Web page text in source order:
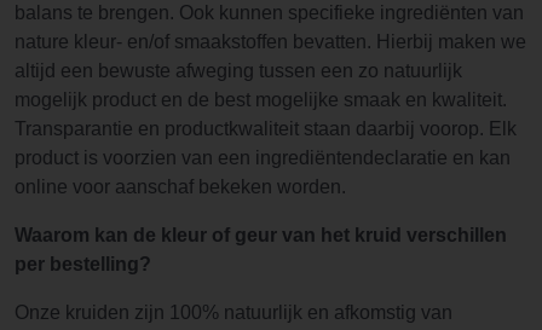
balans te brengen. Ook kunnen specifieke ingrediënten van
nature kleur- en/of smaakstoffen bevatten. Hierbij maken we
altijd een bewuste afweging tussen een zo natuurlijk
mogelijk product en de best mogelijke smaak en kwaliteit.
Transparantie en productkwaliteit staan daarbij voorop. Elk
product is voorzien van een ingrediëntendeclaratie en kan
online voor aanschaf bekeken worden.
Waarom kan de kleur of geur van het kruid verschillen
per bestelling?
Onze kruiden zijn 100% natuurlijk en afkomstig van